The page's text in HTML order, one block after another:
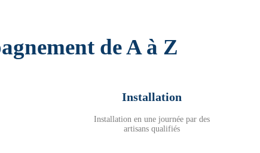
de A à Z
Installation
Installation en une journée par des
artisans qualifiés